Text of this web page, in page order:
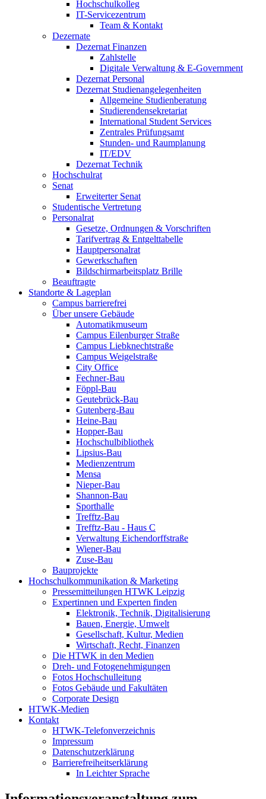
Hochschulkolleg
IT-Servicezentrum
Team & Kontakt
Dezernate
Dezernat Finanzen
Zahlstelle
Digitale Verwaltung & E-Government
Dezernat Personal
Dezernat Studienangelegenheiten
Allgemeine Studienberatung
Studierendensekretariat
International Student Services
Zentrales Prüfungsamt
Stunden- und Raumplanung
IT/EDV
Dezernat Technik
Hochschulrat
Senat
Erweiterter Senat
Studentische Vertretung
Personalrat
Gesetze, Ordnungen & Vorschriften
Tarifvertrag & Entgelttabelle
Hauptpersonalrat
Gewerkschaften
Bildschirmarbeitsplatz Brille
Beauftragte
Standorte & Lageplan
Campus barrierefrei
Über unsere Gebäude
Automatikmuseum
Campus Eilenburger Straße
Campus Liebknechtstraße
Campus Weigelstraße
City Office
Fechner-Bau
Föppl-Bau
Geutebrück-Bau
Gutenberg-Bau
Heine-Bau
Hopper-Bau
Hochschulbibliothek
Lipsius-Bau
Medienzentrum
Mensa
Nieper-Bau
Shannon-Bau
Sporthalle
Trefftz-Bau
Trefftz-Bau - Haus C
Verwaltung Eichendorffstraße
Wiener-Bau
Zuse-Bau
Bauprojekte
Hochschulkommunikation & Marketing
Pressemitteilungen HTWK Leipzig
Expertinnen und Experten finden
Elektronik, Technik, Digitalisierung
Bauen, Energie, Umwelt
Gesellschaft, Kultur, Medien
Wirtschaft, Recht, Finanzen
Die HTWK in den Medien
Dreh- und Fotogenehmigungen
Fotos Hochschulleitung
Fotos Gebäude und Fakultäten
Corporate Design
HTWK-Medien
Kontakt
HTWK-Telefonverzeichnis
Impressum
Datenschutzerklärung
Barrierefreiheitserklärung
In Leichter Sprache